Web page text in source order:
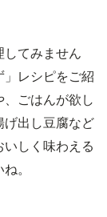
てみません
レシピをご紹
ごはんが欲し
げ出し豆腐など
しく味わえる
。